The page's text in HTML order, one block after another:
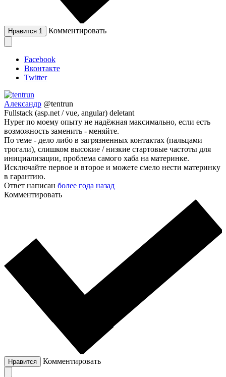
Нравится 1 Комментировать
Facebook
Вконтакте
Twitter
Александр @tentrun
Fullstack (asp.net / vue, angular) deletant
Hyper по моему опыту не надёжная максимально, если есть
возможность заменить - меняйте.
По теме - дело либо в загрязненных контактах (пальцами
трогали), слишком высокие / низкие стартовые частоты для
инициализации, проблема самого хаба на материнке.
Исключайте первое и второе и можете смело нести материнку
в гарантию.
Ответ написан более года назад
Комментировать
Нравится Комментировать